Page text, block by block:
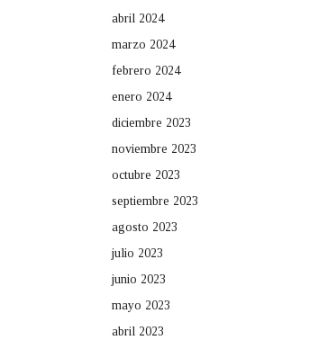
abril 2024
marzo 2024
febrero 2024
enero 2024
diciembre 2023
noviembre 2023
octubre 2023
septiembre 2023
agosto 2023
julio 2023
junio 2023
mayo 2023
abril 2023